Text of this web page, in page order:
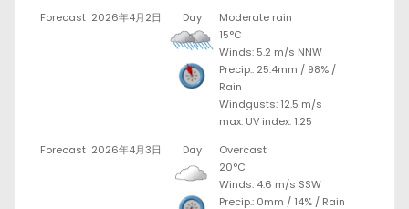
Forecast 2026年4月2日 Day
Moderate rain
15°C
Winds: 5.2 m/s NNW
Precip.: 25.4mm / 98% /
Rain
Windgusts: 12.5 m/s
max. UV index: 1.25
Forecast 2026年4月3日 Day
Overcast
20°C
Winds: 4.6 m/s SSW
Precip.: 0mm / 14% / Rain